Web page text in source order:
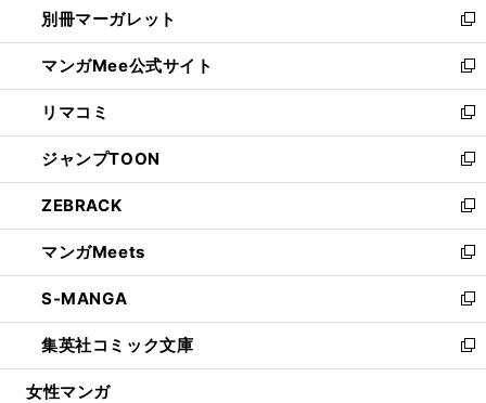
く
で
開
く
ィ
ン
ド
ウ
で
開
く
い
ウ
ィ
ン
ド
ウ
で
開
く
別冊マーガレット
新
し
い
ウ
ィ
ン
ド
ウ
で
開
く
マンガMee公式サイト
新
し
い
ウ
ィ
ン
ド
ウ
で
開
く
リマコミ
新
し
い
ウ
ィ
ン
ド
ウ
で
開
く
ジャンプTOON
新
し
い
ウ
ィ
ン
ド
ウ
で
開
ZEBRACK
新
し
い
ウ
ィ
ン
ド
ウ
マンガMeets
新
し
い
ウ
ィ
ン
S-MANGA
新
し
い
ウ
集英社コミック文庫
新
し
女性マンガ